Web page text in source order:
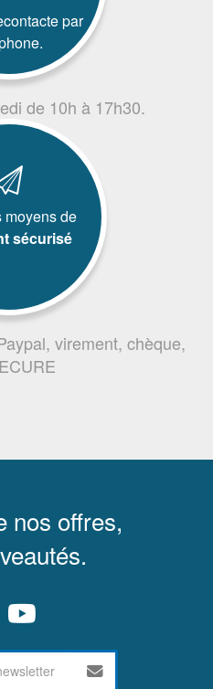
par
de 10h à 17h30.
moyens de
sécurisé
virement, chèque,
nos offres,